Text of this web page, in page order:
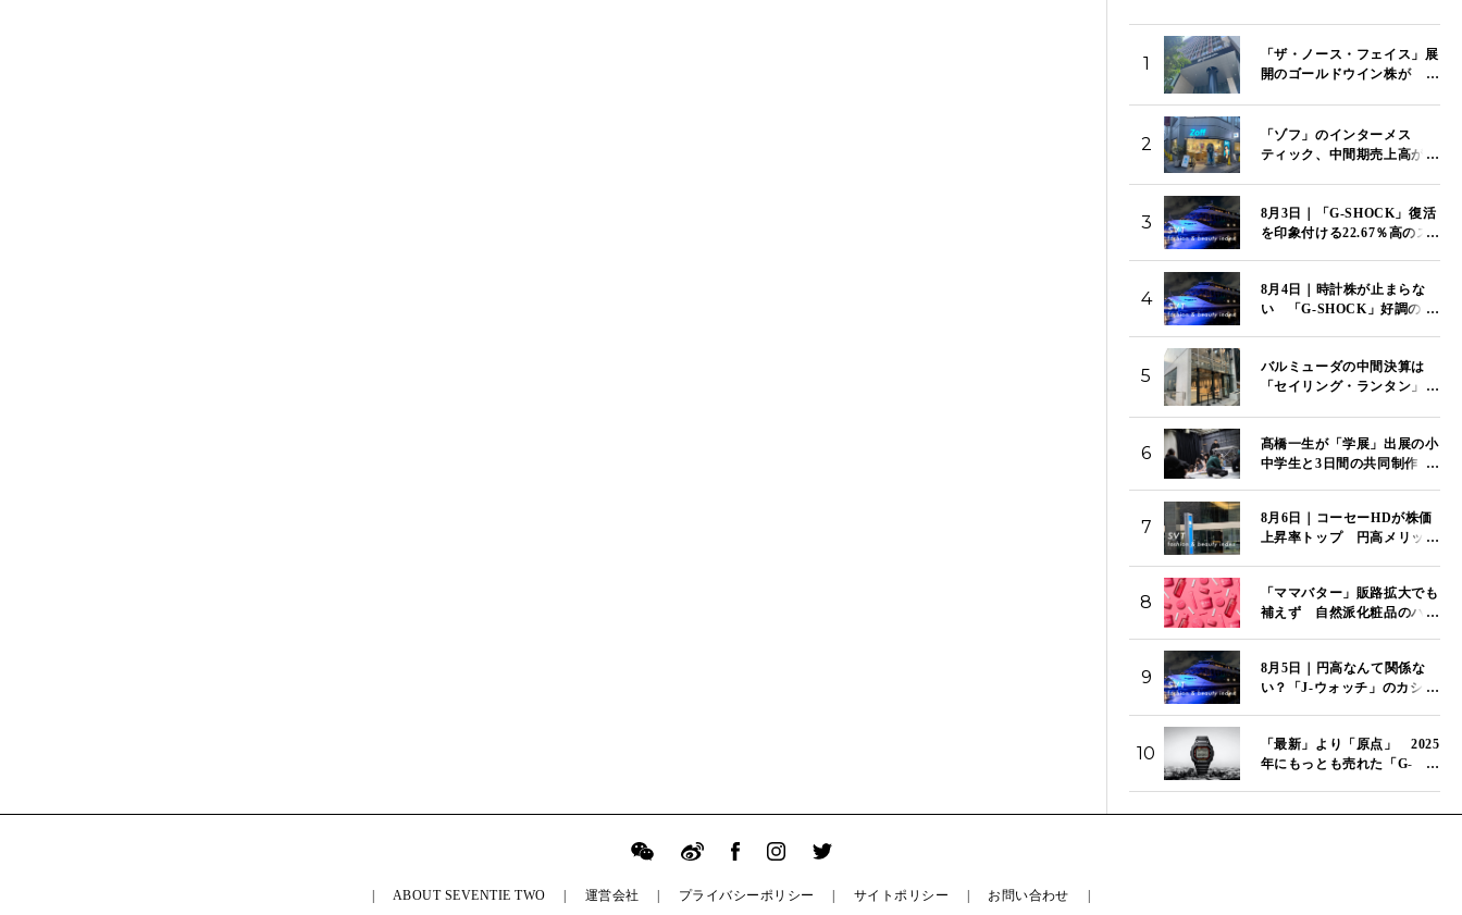
1
「ザ・ノース・フェイス」展
開のゴールドウイン株が
り
2
「ゾフ」のインターメス
ティック、中間期売上高が8
ため」の目黒蓮CMで成長加
速
3
8月3日｜「G-SHOCK」復活
を印象付ける22.67％高のス
ス」は14,117ポイント
4
8月4日｜時計株が止まらな
い 「G-SHOCK」好調のカ
「SVT インデックス」は
14,081ポイント
5
バルミューダの中間決算は
「セイリング・ランタン」が
6
髙橋一生が「学展」出展の小
中学生と3日間の共同制作
7
8月6日｜コーセーHDが株価
上昇率トップ 円高メリット
をけん引 「SVT インデッ
クス」は14,272ポイント
8
「ママバター」販路拡大でも
補えず 自然派化粧品のハウ
9
8月5日｜円高なんて関係な
い？「J-ウォッチ」のカシ
インデックス」は13,980ポイ
ント
10
「最新」より「原点」 2025
年にもっとも売れた「G-
ABOUT SEVENTIE TWO 運営会社 プライバシーポリシー サイトポリシー お問い合わせ